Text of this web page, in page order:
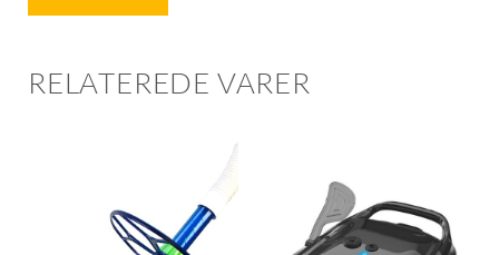
RELATEREDE VARER